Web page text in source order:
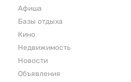
Афиша
Базы отдыха
Кино
Недвижимость
Новости
Объявления